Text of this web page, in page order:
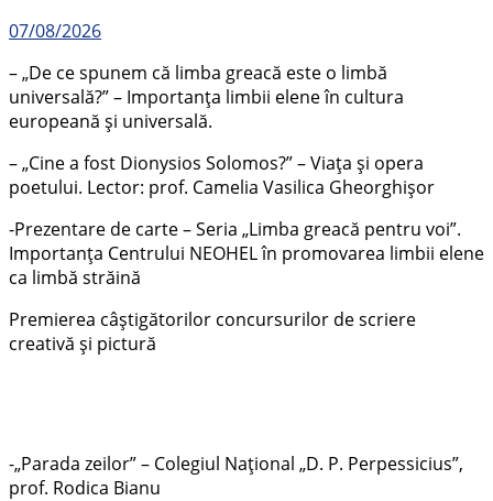
07/08/2026
– „De ce spunem că limba greacă este o limbă
universală?” – Importanța limbii elene în cultura
europeană și universală.
– „Cine a fost Dionysios Solomos?” – Viața și opera
poetului. Lector: prof. Camelia Vasilica Gheorghișor
-Prezentare de carte – Seria „Limba greacă pentru voi”.
Importanța Centrului NEOHEL în promovarea limbii elene
ca limbă străină
Premierea câștigătorilor concursurilor de scriere
creativă și pictură
-„Parada zeilor” – Colegiul Național „D. P. Perpessicius”,
prof. Rodica Bianu